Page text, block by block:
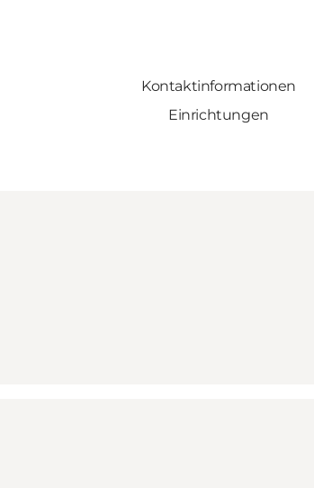
Kontaktinformationen
Einrichtungen